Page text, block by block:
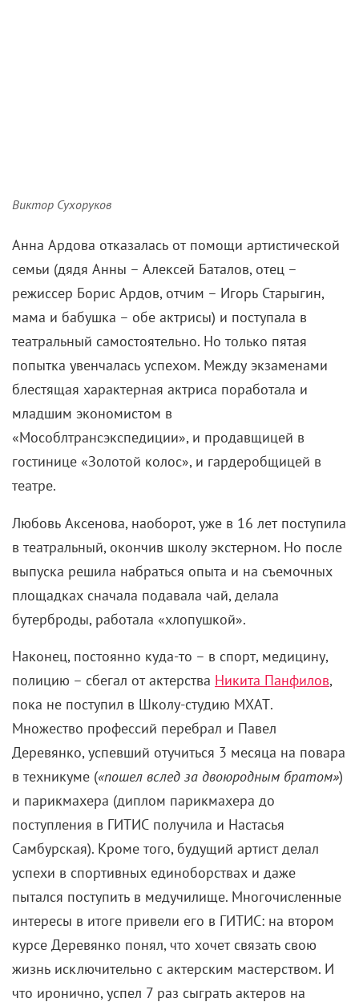
Виктор Сухоруков
Анна Ардова отказалась от помощи артистической
семьи (дядя Анны – Алексей Баталов, отец –
режиссер Борис Ардов, отчим – Игорь Старыгин,
мама и бабушка – обе актрисы) и поступала в
театральный самостоятельно. Но только пятая
попытка увенчалась успехом. Между экзаменами
блестящая характерная актриса поработала и
младшим экономистом в
«Мособлтрансэкспедиции», и продавщицей в
гостинице «Золотой колос», и гардеробщицей в
театре.
Любовь Аксенова, наоборот, уже в 16 лет поступила
в театральный, окончив школу экстерном. Но после
выпуска решила набраться опыта и на съемочных
площадках сначала подавала чай, делала
бутерброды, работала «хлопушкой».
Наконец, постоянно куда-то – в спорт, медицину,
полицию – сбегал от актерства Никита Панфилов,
пока не поступил в Школу-студию МХАТ.
Множество профессий перебрал и Павел
Деревянко, успевший отучиться 3 месяца на повара
в техникуме («пошел вслед за двоюродным братом»)
и парикмахера (диплом парикмахера до
поступления в ГИТИС получила и Настасья
Самбурская). Кроме того, будущий артист делал
успехи в спортивных единоборствах и даже
пытался поступить в медучилище. Многочисленные
интересы в итоге привели его в ГИТИС: на втором
курсе Деревянко понял, что хочет связать свою
жизнь исключительно с актерским мастерством. И
что иронично, успел 7 раз сыграть актеров на